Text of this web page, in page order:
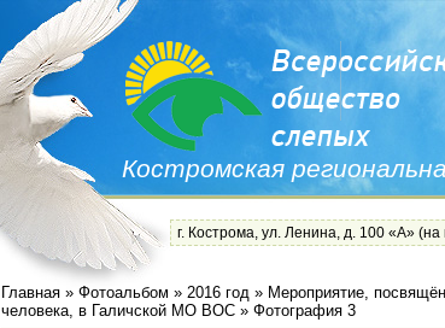
Костромская
г. Кострома, ул. Ленина, д. 100 «А» (на
Главная » Фотоальбом » 2016 год » Мероприятие,
человека, в Галичской МО ВОС » Фотография 3